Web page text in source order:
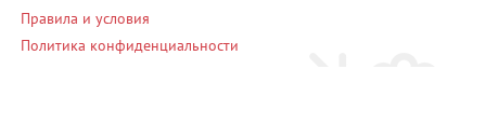
Правила и условия
Политика конфиденциальности